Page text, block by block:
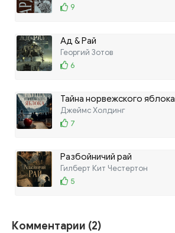
9
Ад & Рай
Георгий Зотов
6
Тайна норвежского яблока
Джеймс Холдинг
7
Разбойничий рай
Гилберт Кит Честертон
5
Комментарии (2)